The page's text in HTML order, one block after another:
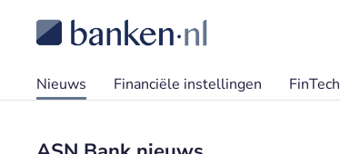
Nieuws Financiële instellingen FinTech